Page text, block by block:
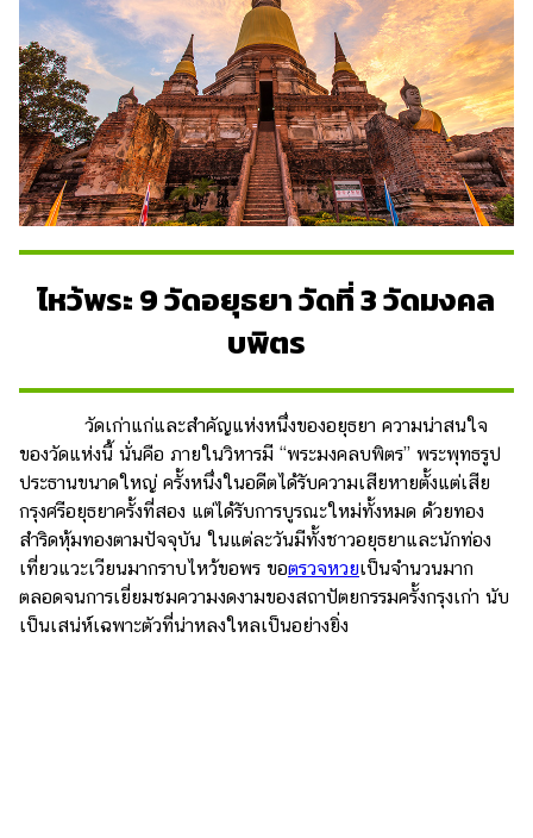
ไหว้พระ 9 วัดอยุธยา วัดที่ 3 วัดมงคล
บพิตร
วัดเก่าแก่และสำคัญแห่งหนึ่งของอยุธยา ความน่าสนใจ
ของวัดแห่งนี้ นั่นคือ ภายในวิหารมี “พระมงคลบพิตร” พระพุทธรูป
ประธานขนาดใหญ่ ครั้งหนึ่งในอดีตได้รับความเสียหายตั้งแต่เสีย
กรุงศรีอยุธยาครั้งที่สอง แต่ได้รับการบูรณะใหม่ทั้งหมด ด้วยทอง
สำริดหุ้มทองตามปัจจุบัน ในแต่ละวันมีทั้งชาวอยุธยาและนักท่อง
เที่ยวแวะเวียนมากราบไหว้ขอพร ขอตรวจหวยเป็นจำนวนมาก
ตลอดจนการเยี่ยมชมความงดงามของสถาปัตยกรรมครั้งกรุงเก่า นับ
เป็นเสน่ห์เฉพาะตัวที่น่าหลงใหลเป็นอย่างยิ่ง